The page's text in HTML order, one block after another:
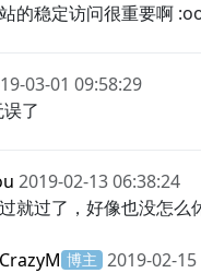
的稳定访问很重要啊
03-01 09:58:29
了
2019-02-13 06:38:24
就过了，好像也没怎么
CrazyM 博主 2019-02-